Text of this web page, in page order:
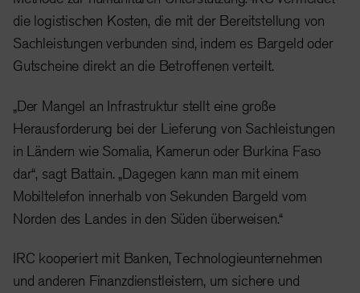
die logistischen Kosten, die mit der Bereitstellung von
Sachleistungen verbunden sind, indem es Bargeld oder
Gutscheine direkt an die Betroffenen verteilt.
„Der Mangel an Infrastruktur stellt eine große
Herausforderung bei der Lieferung von Sachleistungen
in Ländern wie Somalia, Kamerun oder Burkina Faso
dar“, sagt Battain. „Dagegen kann man mit einem
Mobiltelefon innerhalb von Sekunden Bargeld vom
Norden des Landes in den Süden überweisen.“
IRC kooperiert mit Banken, Technologieunternehmen
und anderen Finanzdienstleistern, um sichere und